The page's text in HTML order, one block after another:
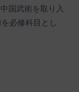
国武術を取り入
必修科目とし